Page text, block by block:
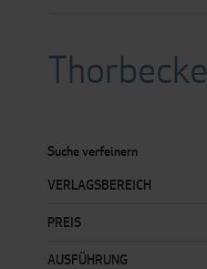
Thorbecke
Suche verfeinern
VERLAGSBEREICH
PREIS
AUSFÜHRUNG